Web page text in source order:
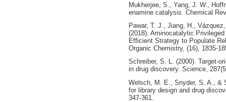
Mukherjee, S., Yang, J. W.,
enamine catalysis. Chemical
Pawar, T. J., Jiang, H.,
(2018). Aminocatalytic
Efficient Strategy to Populate
Organic Chemistry, (16), 1835-
Schreiber, S. L. (2000). Target-
in drug discovery. Science,
Welsch, M. E., Snyder, S. A., &
for library design and drug
347-361.